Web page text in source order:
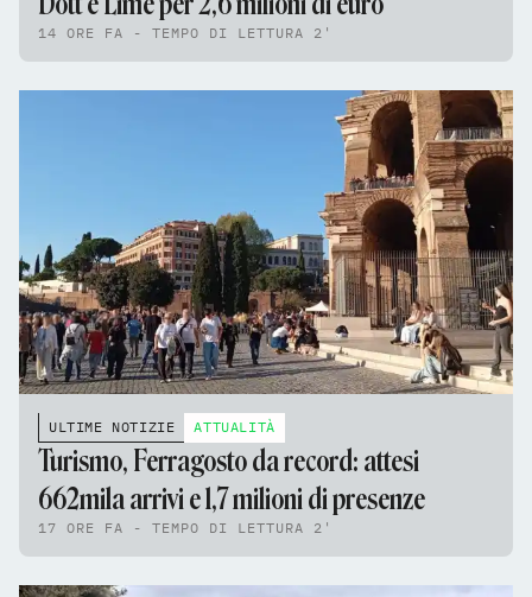
14 ORE FA - TEMPO DI LETTURA 2'
ULTIME NOTIZIE ATTUALITÀ
Turismo, Ferragosto da record: attesi
662mila arrivi e 1,7 milioni di presenze
17 ORE FA - TEMPO DI LETTURA 2'